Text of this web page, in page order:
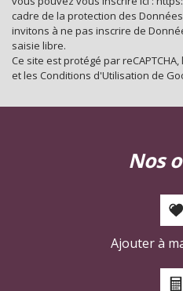
Propriétaires (vs. locataires)
Taxe habitation
Taxe foncière
Habitants de moins de 25
Habitants de 25 à 55 ans
Nombre d'enfants par
Familles avec 1 ou 2 enfants
cadre de la protection des
invitons à ne pas inscrire de
saisie libre.
Ce site est protégé par reCAPTCHA,
et les Conditions d'Utilisation de
nos
Ajouter à